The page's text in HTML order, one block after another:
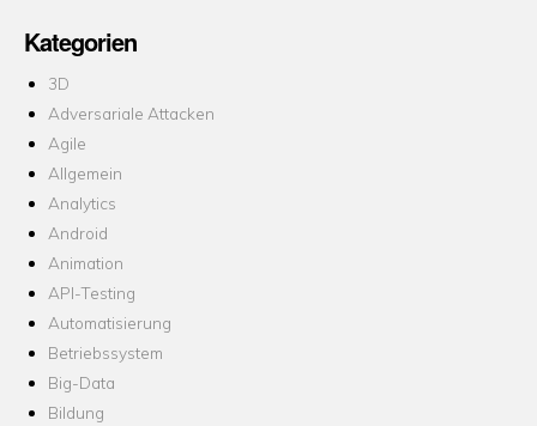
Kategorien
3D
Adversariale Attacken
Agile
Allgemein
Analytics
Android
Animation
API-Testing
Automatisierung
Betriebssystem
Big-Data
Bildung